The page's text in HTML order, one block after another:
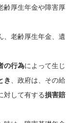
齢厚生年金や障害厚
、老齢厚生年金、遺
の行為によって生じ
き
、政府は、その給
対して有する損害賠